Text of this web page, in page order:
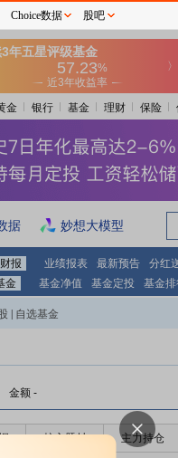
金 银行 基金 理财 保险
据 妙想大模型
财报 业绩报表 最新预告 分红
金 基金净值 基金定投 基金
自选基金
金额 -
核心题材 主力持仓
Choice数据 股吧